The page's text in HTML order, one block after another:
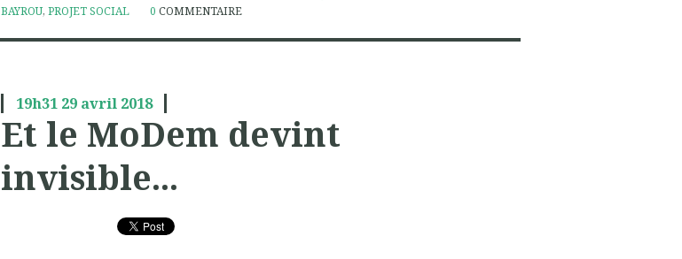
BAYROU,PROJET SOCIAL 0 COMMENTAIRE
19h31 29 avril 2018
Et le MoDem devint
invisible...